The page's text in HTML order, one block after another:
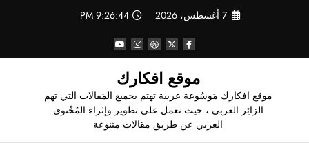
7 أغسطس، 2026 9:26:44 PM
موقع افكارك
موقع افكارك مَوسُوعة عربية تهتم بجميع المَقالات التي تهم
الزائِر العربي ، حيث نعمل على تطوير وإثراء المُحْتوى
العربي عن طريق مقالات متنوعة